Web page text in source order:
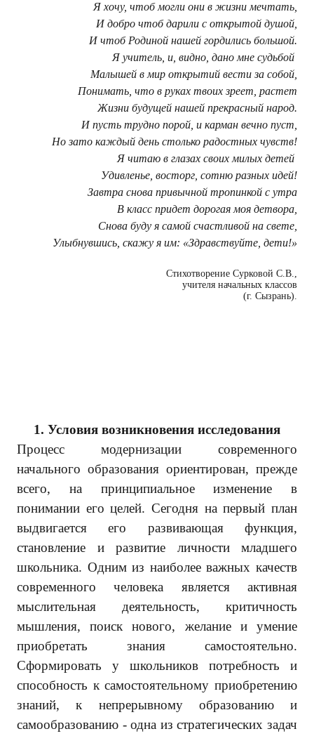
Я хочу, чтоб могли они в жизни мечтать,
И добро чтоб дарили с открытой душой,
И чтоб Родиной нашей гордились большой.
Я учитель, и, видно, дано мне судьбой
Малышей в мир открытий вести за собой,
Понимать, что в руках твоих зреет, растет
Жизни будущей нашей прекрасный народ.
И пусть трудно порой, и карман вечно пуст,
Но зато каждый день столько радостных чувств!
Я читаю в глазах своих милых детей
Удивленье, восторг, сотню разных идей!
Завтра снова привычной тропинкой с утра
В класс придет дорогая моя детвора,
Снова буду я самой счастливой на свете,
Улыбнувшись, скажу я им: «Здравствуйте, дети!»
Стихотворение Сурковой С.В.,
учителя начальных классов
(г. Сызрань).
1. Условия возникновения исследования
Процесс модернизации современного
начального образования ориентирован, прежде
всего, на принципиальное изменение в
понимании его целей. Сегодня на первый план
выдвигается его развивающая функция,
становление и развитие личности младшего
школьника. Одним из наиболее важных качеств
современного человека является активная
мыслительная деятельность, критичность
мышления, поиск нового, желание и умение
приобретать знания самостоятельно.
Сформировать у школьников потребность и
способность к самостоятельному приобретению
знаний, к непрерывному образованию и
самообразованию - одна из стратегических задач